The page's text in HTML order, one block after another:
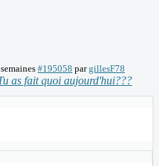
#195058 pargillesF78
as fait quoi aujourd'hui???